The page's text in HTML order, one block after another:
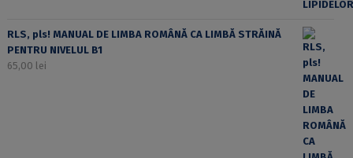
RLS, pls! MANUAL DE LIMBA ROMÂNĂ CA LIMBĂ STRĂINĂ
PENTRU NIVELUL B1
65,00 lei